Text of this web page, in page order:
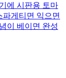
에 시판용 토마
게티면 익으면
이 베이면 완성